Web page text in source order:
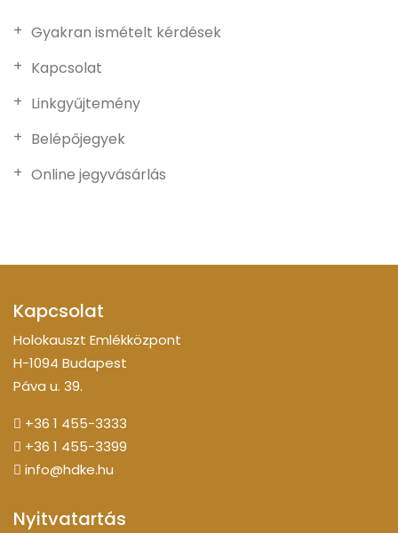
Gyakran ismételt kérdések
Kapcsolat
Linkgyűjtemény
Belépőjegyek
Online jegyvásárlás
Kapcsolat
Holokauszt Emlékközpont
H-1094 Budapest
Páva u. 39.
+36 1 455-3333
+36 1 455-3399
info@hdke.hu
Nyitvatartás